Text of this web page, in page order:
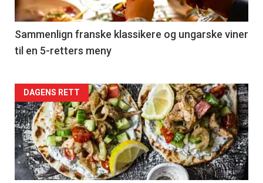
-
5
Sammenlign franske klassikere og ungarske viner
til en 5-retters meny
Forsiden
akkurat
nå
-
DAGENS RETT